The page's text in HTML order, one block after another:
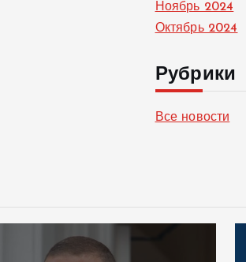
Ноябрь 2024
Октябрь 2024
Рубрики
Все новости